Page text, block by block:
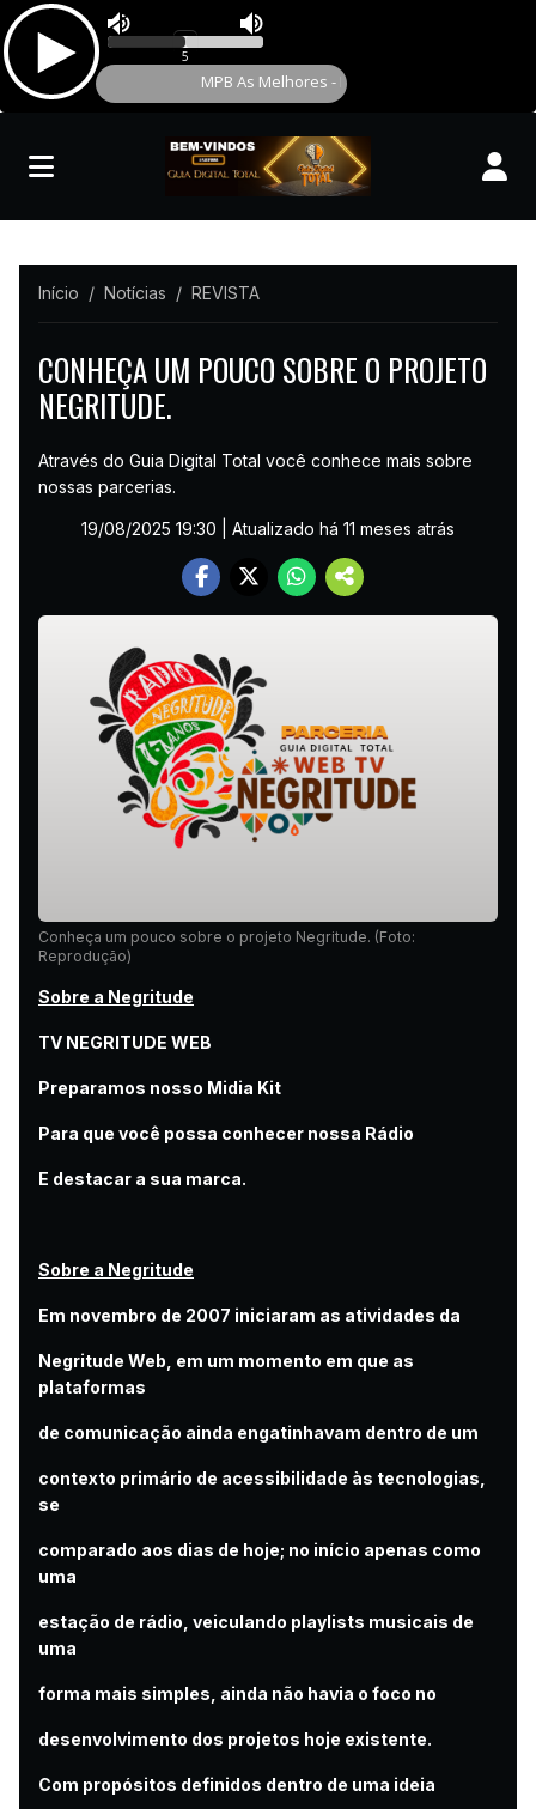
Início Notícias REVISTA
CONHEÇA UM POUCO SOBRE O PROJETO
NEGRITUDE.
Através do Guia Digital Total você conhece mais sobre
nossas parcerias.
19/08/2025 19:30 | Atualizado há 11 meses atrás
Conheça um pouco sobre o projeto Negritude. (Foto:
Reprodução)
Sobre a Negritude
TV NEGRITUDE WEB
Preparamos nosso Midia Kit
Para que você possa conhecer nossa Rádio
E destacar a sua marca.
Sobre a Negritude
Em novembro de 2007 iniciaram as atividades da
Negritude Web, em um momento em que as
plataformas
de comunicação ainda engatinhavam dentro de um
contexto primário de acessibilidade às tecnologias,
se
comparado aos dias de hoje; no início apenas como
uma
estação de rádio, veiculando playlists musicais de
uma
forma mais simples, ainda não havia o foco no
desenvolvimento dos projetos hoje existente.
Com propósitos definidos dentro de uma ideia